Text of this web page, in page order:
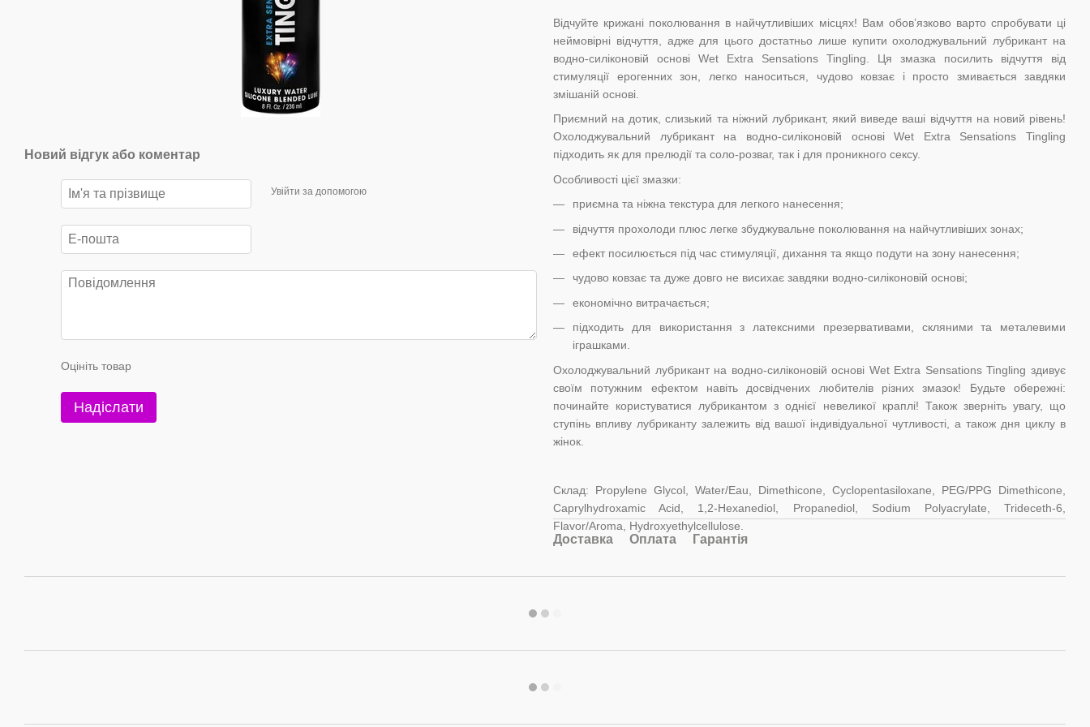
Новий відгук або коментар
Увійти за допомогою
Оцініть товар
Надіслати
Відчуйте крижані поколювання в найчутливіших місцях! Вам обов’язково варто спробувати ці
неймовірні відчуття, адже для цього достатньо лише купити охолоджувальний лубрикант на
водно-силіконовій основі Wet Extra Sensations Tingling. Ця змазка посилить відчуття від
стимуляції ерогенних зон, легко наноситься, чудово ковзає і просто змивається завдяки
змішаній основі.
Приємний на дотик, слизький та ніжний лубрикант, який виведе ваші відчуття на новий рівень!
Охолоджувальний лубрикант на водно-силіконовій основі Wet Extra Sensations Tingling
підходить як для прелюдії та соло-розваг, так і для проникного сексу.
Особливості цієї змазки:
приємна та ніжна текстура для легкого нанесення;
відчуття прохолоди плюс легке збуджувальне поколювання на найчутливіших зонах;
ефект посилюється під час стимуляції, дихання та якщо подути на зону нанесення;
чудово ковзає та дуже довго не висихає завдяки водно-силіконовій основі;
економічно витрачається;
підходить для використання з латексними презервативами, скляними та металевими
іграшками.
Охолоджувальний лубрикант на водно-силіконовій основі Wet Extra Sensations Tingling здивує
своїм потужним ефектом навіть досвідчених любителів різних змазок! Будьте обережні:
починайте користуватися лубрикантом з однієї невеликої краплі! Також зверніть увагу, що
ступінь впливу лубриканту залежить від вашої індивідуальної чутливості, а також дня циклу в
жінок.
Склад: Propylene Glycol, Water/Eau, Dimethicone, Cyclopentasiloxane, PEG/PPG Dimethicone,
Caprylhydroxamic Acid, 1,2-Hexanediol, Propanediol, Sodium Polyacrylate, Trideceth-6,
Flavor/Aroma, Hydroxyethylcellulose.
Доставка Оплата Гарантія